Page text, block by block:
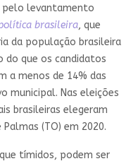
levantamento
brasileira, que
da população brasileira
do que os candidatos
a menos de 14% das
municipal. Nas eleições
brasileiras elegeram
(TO) em 2020.
tímidos, podem ser